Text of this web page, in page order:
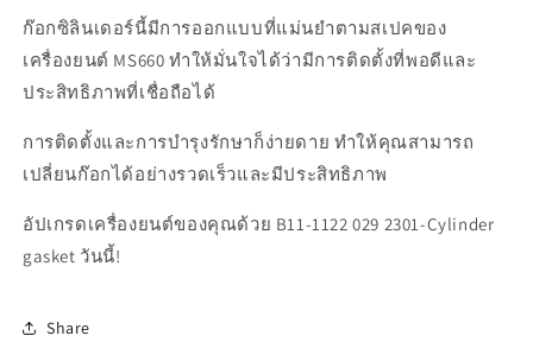
ก๊อกซิลินเดอร์นี้มีการออกแบบที่แม่นยำตามสเปคของ
เครื่องยนต์ MS660 ทำให้มั่นใจได้ว่ามีการติดตั้งที่พอดีและ
ประสิทธิภาพที่เชื่อถือได้
การติดตั้งและการบำรุงรักษาก็ง่ายดาย ทำให้คุณสามารถ
เปลี่ยนก๊อกได้อย่างรวดเร็วและมีประสิทธิภาพ
อัปเกรดเครื่องยนต์ของคุณด้วย B11-1122 029 2301-Cylinder
gasket วันนี้!
Share